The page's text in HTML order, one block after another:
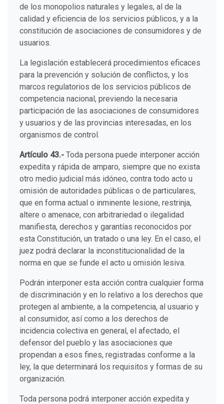
de los monopolios naturales y legales, al de la
calidad y eficiencia de los servicios públicos, y a la
constitución de asociaciones de consumidores y de
usuarios.
La legislación establecerá procedimientos eficaces
para la prevención y solución de conflictos, y los
marcos regulatorios de los servicios públicos de
competencia nacional, previendo la necesaria
participación de las asociaciones de consumidores
y usuarios y de las provincias interesadas, en los
organismos de control.
Artículo 43.- Toda persona puede interponer acción
expedita y rápida de amparo, siempre que no exista
otro medio judicial más idóneo, contra todo acto u
omisión de autoridades públicas o de particulares,
que en forma actual o inminente lesione, restrinja,
altere o amenace, con arbitrariedad o ilegalidad
manifiesta, derechos y garantías reconocidos por
esta Constitución, un tratado o una ley. En el caso, el
juez podrá declarar la inconstitucionalidad de la
norma en que se funde el acto u omisión lesiva.
Podrán interponer esta acción contra cualquier forma
de discriminación y en lo relativo a los derechos que
protegen al ambiente, a la competencia, al usuario y
al consumidor, así como a los derechos de
incidencia colectiva en general, el afectado, el
defensor del pueblo y las asociaciones que
propendan a esos fines, registradas conforme a la
ley, la que determinará los requisitos y formas de su
organización.
Toda persona podrá interponer acción expedita y